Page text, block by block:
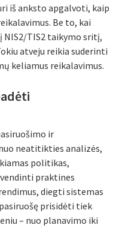
iš anksto apgalvoti, kaip
Be to, kai
TIS2 taikymo sritį,
atveju reikia suderinti
keliamus reikalavimus.
ir
neatitikties analizės,
politikas,
praktines
diegti sistemas
prisidėti tiek
– nuo planavimo iki